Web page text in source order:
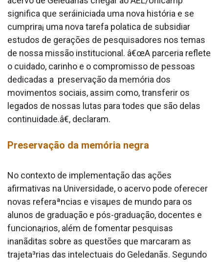
significa que seráiniciada uma nova história e se
cumprira¡ uma nova tarefa pola­tica de subsidiar
estudos de gerações de pesquisadores nos temas
de nossa missão institucional. â€œA parceria reflete
o cuidado, carinho e o compromisso de pessoas
dedicadas a preservação da memória dos
movimentos sociais, assim como, transferir os
legados de nossas lutas para todes que são delas
continuidade.â€, declaram.
Preservação da memória negra
No contexto de implementação das ações
afirmativas na Universidade, o acervo pode oferecer
novas referaªncias e visaµes de mundo para os
alunos de graduação e pós-graduação, docentes e
funciona¡rios, além de fomentar pesquisas
inanãditas sobre as questões que marcaram as
trajeta³rias das intelectuais do Geledanãs. Segundo